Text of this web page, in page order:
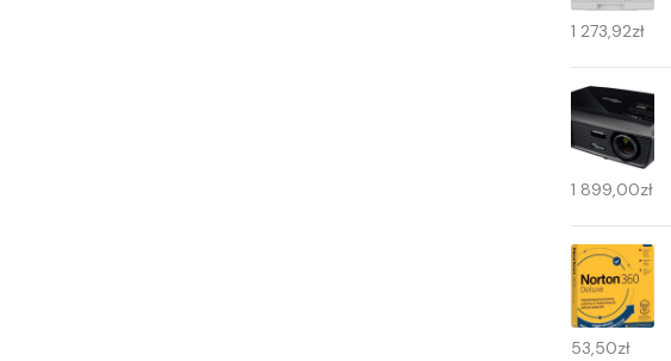
1 273,92zł
1 899,00zł
53,50zł